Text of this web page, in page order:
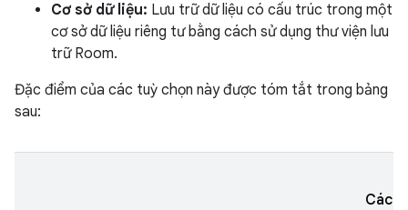
Cơ sở dữ liệu: Lưu trữ dữ liệu có cấu trúc trong một
cơ sở dữ liệu riêng tư bằng cách sử dụng thư viện lưu
trữ Room.
Đặc điểm của các tuỳ chọn này được tóm tắt trong bảng
sau:
Các